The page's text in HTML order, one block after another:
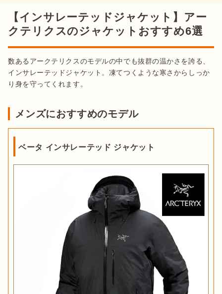
【インサレーテッドジャケット】アー
クテリクスのジャケットおすすめ6選
数あるアークテリクスのモデルの中でも抜群の温かさを誇る、
インサレーテッドジャケット。凍てつくような寒さからしっか
り身を守ってくれます。
メンズにおすすめのモデル
ベータ インサレーテッド ジャケット